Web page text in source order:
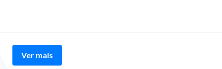
Ver mais